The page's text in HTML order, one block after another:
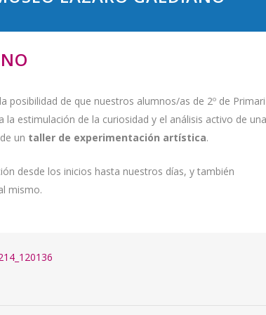
posibilidad de que nuestros alumnos/as de 2º de
estimulación de la curiosidad y el análisis activo de una
un taller de experimentación artística.
desde los inicios hasta nuestros días, y también
mismo.